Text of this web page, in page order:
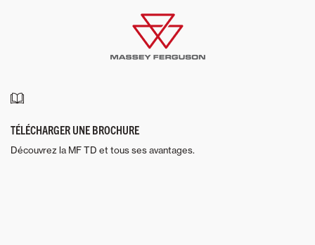
TÉLÉCHARGER UNE BROCHURE
Découvrez la MF TD et tous ses avantages.